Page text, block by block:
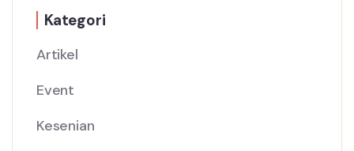
Kategori
Artikel
Event
Kesenian